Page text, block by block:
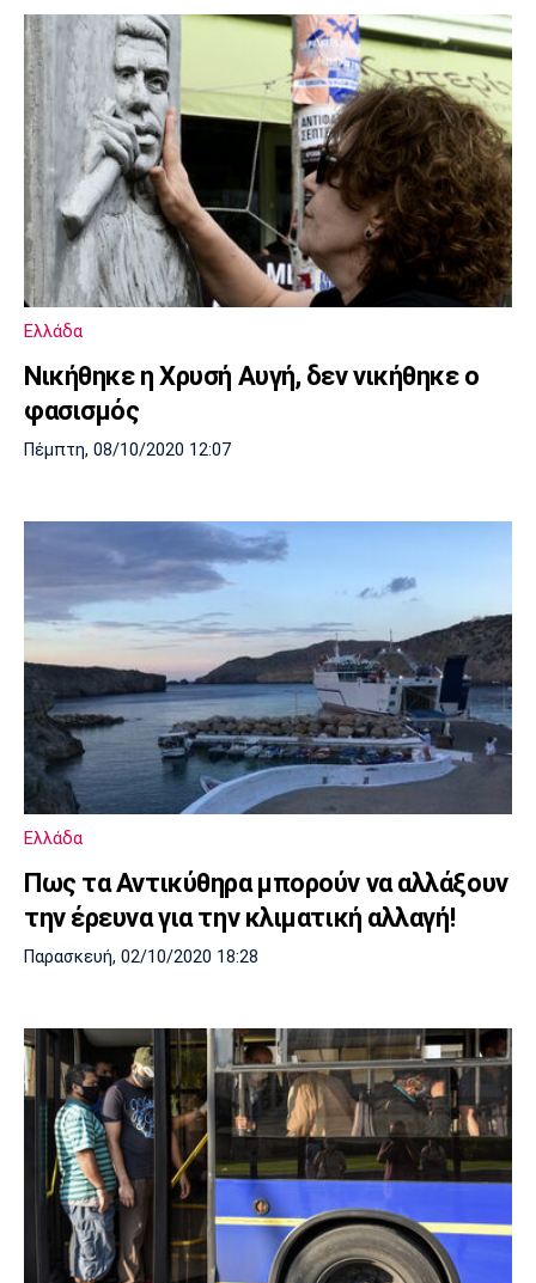
Ελλάδα
Νικήθηκε η Χρυσή Αυγή, δεν νικήθηκε ο
φασισμός
Πέμπτη, 08/10/2020 12:07
Ελλάδα
Πως τα Αντικύθηρα μπορούν να αλλάξουν
την έρευνα για την κλιματική αλλαγή!
Παρασκευή, 02/10/2020 18:28